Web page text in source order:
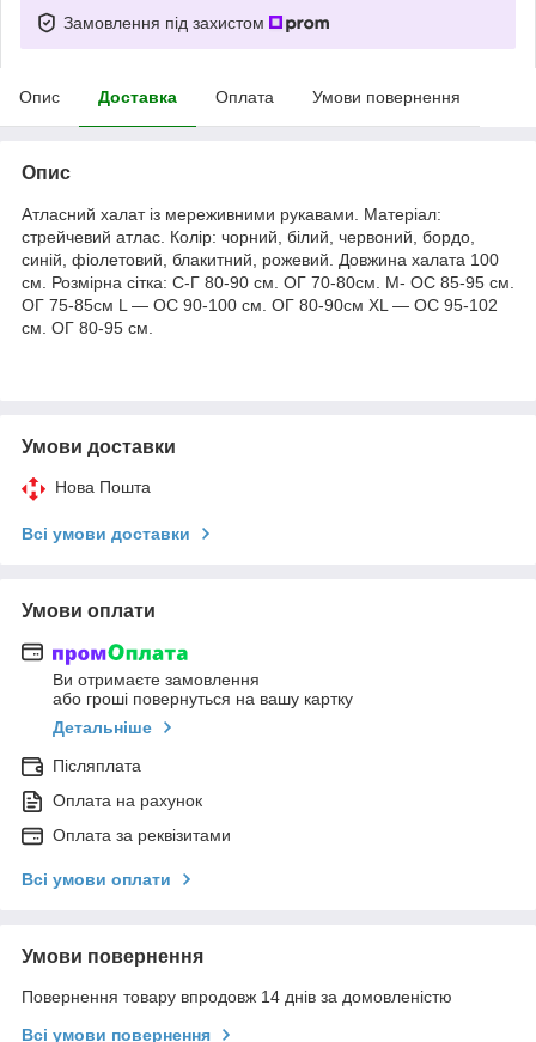
Замовлення під захистом
Опис Доставка Оплата Умови повернення
Опис
Атласний халат із мереживними рукавами. Матеріал:
стрейчевий атлас. Колір: чорний, білий, червоний, бордо,
синій, фіолетовий, блакитний, рожевий. Довжина халата 100
см. Розмірна сітка: С-Г 80-90 см. ОГ 70-80см. M- ОС 85-95 см.
ОГ 75-85см L — ОС 90-100 см. ОГ 80-90см XL — ОС 95-102
см. ОГ 80-95 см.
Умови доставки
Нова Пошта
Всі умови доставки
Умови оплати
Ви отримаєте замовлення
або гроші повернуться на вашу картку
Детальніше
Післяплата
Оплата на рахунок
Оплата за реквізитами
Всі умови оплати
Умови повернення
Повернення товару впродовж 14 днів за домовленістю
Всі умови повернення